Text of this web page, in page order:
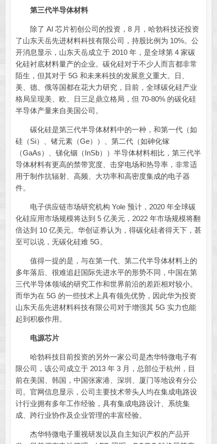
第三代半导体材料
除了 AI 芯片初创公司的投资，8 月，哈勃科技还投资
了山东天岳先进材料科技有限公司，持股比例为 10%。公
开消息显示，山东天岳成立于 2010 年，是全球第 4 家碳
化硅衬底材料量产的企业。碳化硅对于不少人而言都非常
陌生，但其对于 5G 和未来科技的发展意义重大。日、
美、德、俄等国都在花大力研究，目前，全球碳化硅产业
格局呈现美、欧、日三足鼎立格局，但 70-80% 的碳化硅
半导体产量来自美国公司。
碳化硅是第三代半导体材料中的一种，和第一代（如
硅（Si）、锗元素（Ge））、第二代（如砷化镓
（GaAs）、锑化铟（InSb））半导体材料相比，第三代半
导体材料有更高的禁带宽度、击穿电场和热导率，非常适
用于制作抗辐射、高频、大功率和高密度集成的电子器
件。
电子供应链市场研究机构 Yole 预计，2020 年全球碳
化硅应用市场规模将达到 5 亿美元，2022 年市场规模将翻
倍达到 10 亿美元。华创证券认为，得碳化硅者得天下，甚
至可以说，无碳化硅难 5G。
值得一提的是，与在第一代、第二代半导体材料上的
多年落后、很难追赶国际先进水平的形势不同，中国在第
三代半导体领域的研究工作和世界前沿的差距相对较小。
而华为在 5G 的一些技术上具有领先优势，因此华为投资
山东天岳先进材料科技有限公司对于增强其 5G 实力也能
起到积极作用。
电源芯片
哈勃科技目前投资的另外一家公司是杰华特微电子有
限公司，该公司成立于 2013 年 3 月，总部位于杭州，目
前在美国、韩国，中国张家港、深圳、厦门等地设有分公
司。官网信息显示，公司主要技术带头人均在集成电路设
计行业拥有多年工作经验，具有集成电路设计、系统集
成、跨行业协作及企业管理的丰富经验。
杰华特微电子重视研发以及自主知识产权的产品开